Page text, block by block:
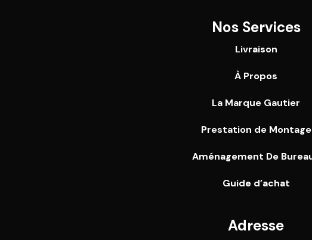
Nos Services
Livraison
À Propos
La Marque Gautier
Prestation de Montage
Aménagement De
Guide d’achat
Adresse